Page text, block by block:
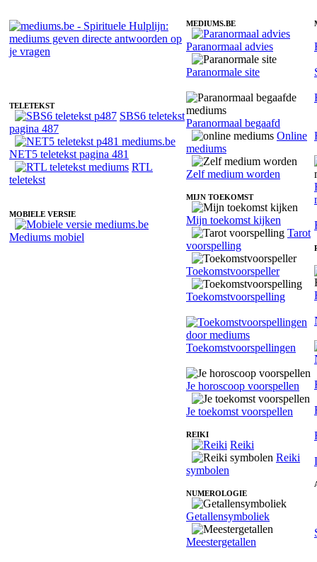
TELETEKST
SBS6 teletekst
pagina 487
NET5 teletekst pagina 481
RTL
teletekst
MOBIELE VERSIE
Mediums mobiel
MEDIUMS.BE
Paranormaal advies
Paranormale site
Paranormaal begaafd
Online
mediums
Zelf medium worden
MIJN TOEKOMST
Mijn toekomst kijken
Tarot
voorspelling
Toekomstvoorspeller
Toekomstvoorspelling
Toekomstvoorspellingen
Je horoscoop voorspellen
Je toekomst voorspellen
REIKI
Reiki
Reiki
symbolen
NUMEROLOGIE
Getallensymboliek
Meestergetallen